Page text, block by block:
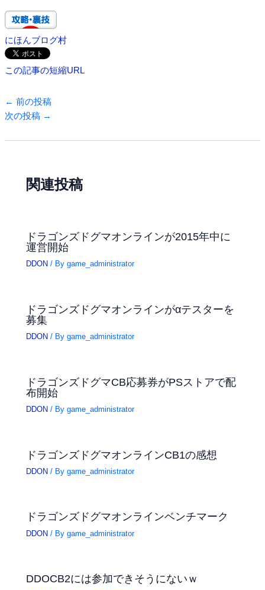
にほんブログ村
この記事の短縮URL
← 前の投稿
次の投稿 →
関連投稿
ドラゴンズドグマオンラインが2015年中に
運営開始
DDON / Bygame_administrator
ドラゴンズドグマオンラインがαテスターを
募集
DDON / Bygame_administrator
ドラゴンズドグマCB応募券がPSストアで配
布開始
DDON / Bygame_administrator
ドラゴンズドグマオンラインCB1の感想
DDON / Bygame_administrator
ドラゴンズドグマオンラインベンチマーク
DDON / Bygame_administrator
DDOCB2には参加できそうにないｗ